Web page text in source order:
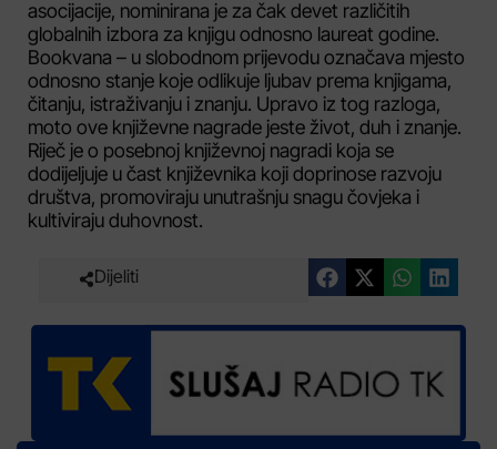
asocijacije, nominirana je za čak devet različitih
globalnih izbora za knjigu odnosno laureat godine.
Bookvana – u slobodnom prijevodu označava mjesto
odnosno stanje koje odlikuje ljubav prema knjigama,
čitanju, istraživanju i znanju. Upravo iz tog razloga,
moto ove književne nagrade jeste život, duh i znanje.
Riječ je o posebnoj književnoj nagradi koja se
dodijeljuje u čast književnika koji doprinose razvoju
društva, promoviraju unutrašnju snagu čovjeka i
kultiviraju duhovnost.
Dijeliti